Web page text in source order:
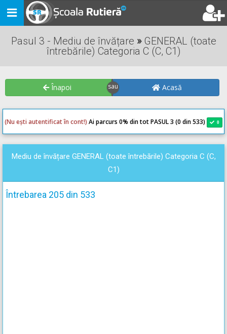
Toggle
navigation
Pasul 3 - Mediu de învățare »GENERAL (toate
întrebările) Categoria C (C, C1)
Înapoi Acasă
(Nu ești autentificat în cont!) Ai parcurs 0% din tot PASUL 3 (0 din 533) 0
Mediu de învățare GENERAL (toate întrebările) Categoria C (C,
C1)
Întrebarea 205 din 533